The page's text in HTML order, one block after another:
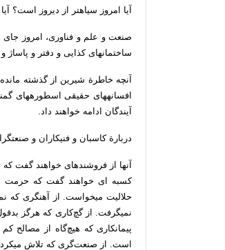
آیا امروز سیاهتر از دیروز است؟ آیا
صنعت و علم و فناوری، امروز جای
ساختمانهای کذایی و دفتر و پاساژ و
آنچه خاطرة شیرین از گذشته مانده
افسانههای حقیقی اسطورههای
آیندگان ادامه خواهند داد
دربارة کاسبان و فنیکاران و صنعت
آنها از فروشندهای خواهند گفت که
کسبه ای خواهند گفت که حرمت
حلالیت میخواست. از آهنگری که
نمیگرفت. از گچکاری که هرگز
پیمانکاری که هیچگاه از مصالح کم
است از صنعتگری که تلاش میکرد